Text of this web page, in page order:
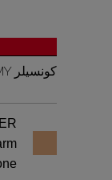
كونسيلر RADIANT CREAMY